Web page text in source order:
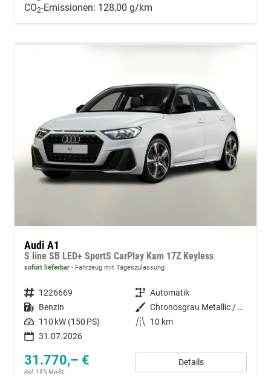
CO2-Emissionen: 128,00 g/km
Audi A1
S line SB LED+ SportS CarPlay Kam 17Z Keyless
sofort lieferbar Fahrzeug mit Tageszulassung
Fahrzeugnummer 1226669 Getriebe Automatik
Kraftstoff Benzin Außenfarbe
Chronosgrau Metallic / Dachfarbe
Leistung 110 kW (150 PS) Kilometerstand
10 km
31.07.2026
31.770,– €
incl. 19% MwSt.
Details